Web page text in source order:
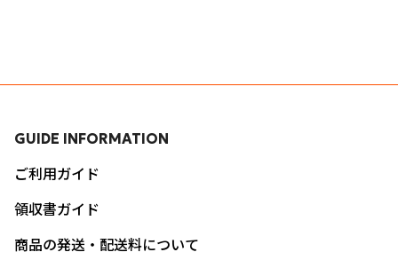
GUIDE INFORMATION
ご利用ガイド
領収書ガイド
商品の発送・配送料について